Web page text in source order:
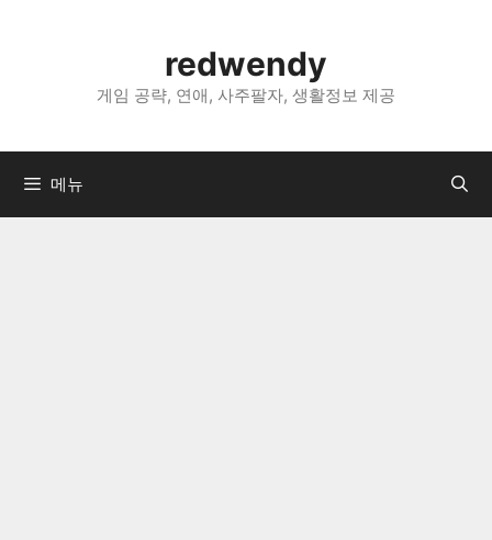
너
redwendy
게임 공략, 연애, 사주팔자, 생활정보 제공
메뉴